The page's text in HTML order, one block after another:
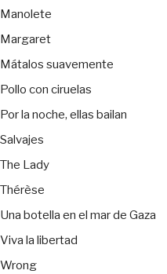
Manolete
Margaret
Mátalos suavemente
Pollo con ciruelas
Por la noche, ellas bailan
Salvajes
The Lady
Thérèse
Una botella en el mar de Gaza
Viva la libertad
Wrong